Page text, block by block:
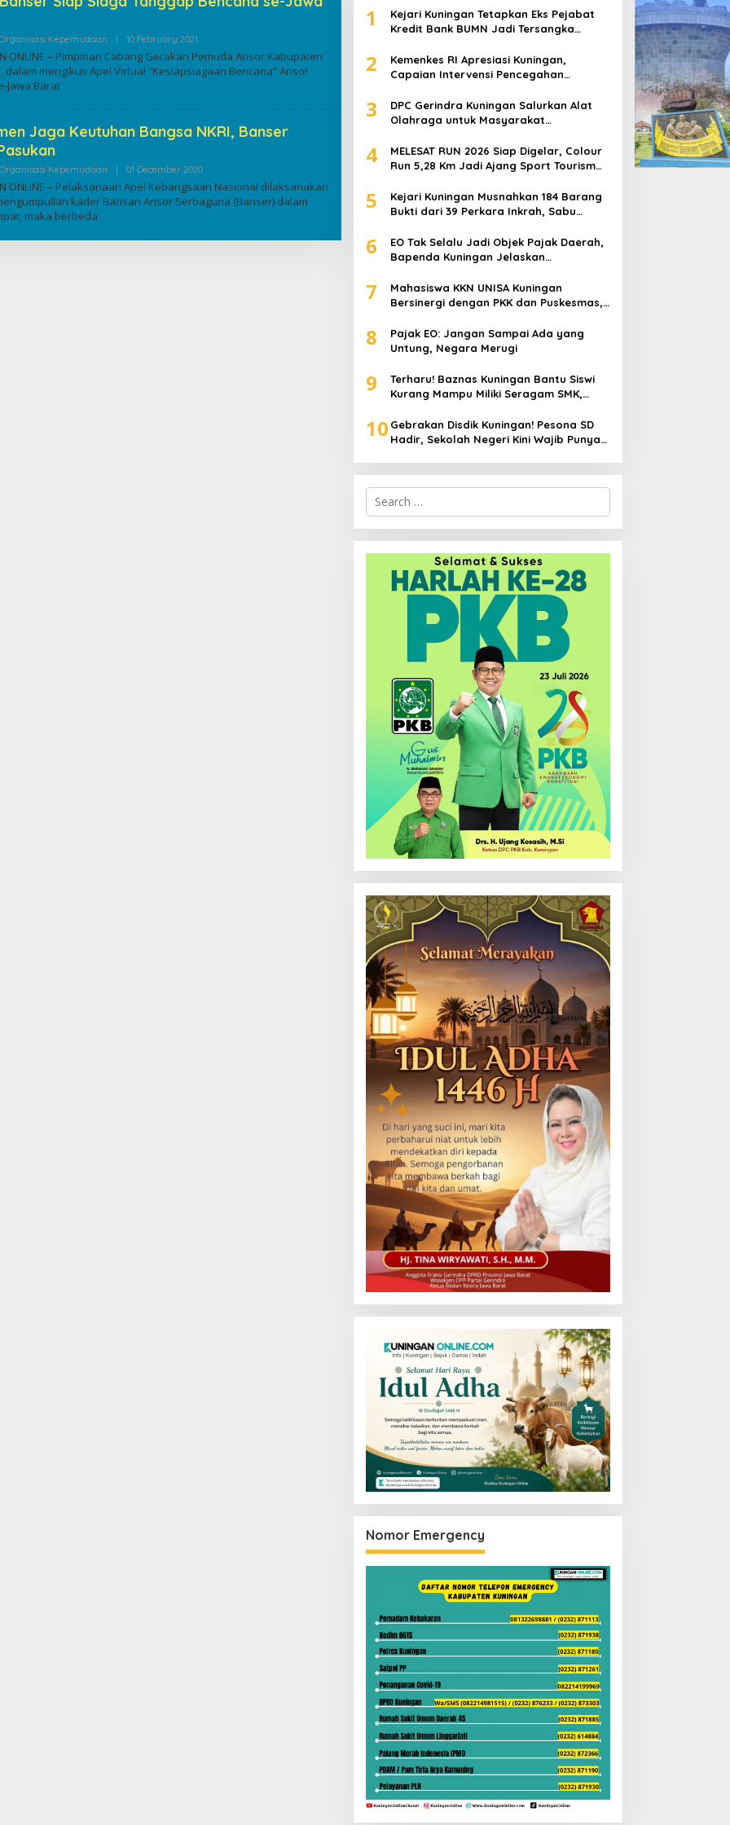
Organisasi Kepemudaan | 10 February 2021By
ONLINE – Pimpinan Cabang Gerakan Pemuda Ansor Kabupaten
dalam mengikuti Apel Virtual “Kesiapsiagaan Bencana” Ansor
Jawa Barat
Jaga Keutuhan Bangsa NKRI, Banser
Organisasi Kepemudaan | 01 December 2020By
ONLINE – Pelaksanaan Apel Kebangsaan Nasional dilaksanakan
kader Barisan Ansor Serbaguna (Banser) dalam
maka berbeda
1
Kejari Kuningan Tetapkan Eks Pejabat
Kredit Bank BUMN Jadi Tersangka
2
Kemenkes RI Apresiasi Kuningan,
Capaian Intervensi Pencegahan
3
DPC Gerindra Kuningan Salurkan Alat
Olahraga untuk Masyarakat
Generasi Muda
4
MELESAT RUN 2026 Siap Digelar, Colour
Run 5,28 Km Jadi Ajang Sport Tourism
5
Kejari Kuningan Musnahkan 184 Barang
Bukti dari 39 Perkara Inkrah, Sabu
6
EO Tak Selalu Jadi Objek Pajak Daerah,
Bapenda Kuningan Jelaskan
7
Mahasiswa KKN UNISA Kuningan
Bersinergi dengan PKK dan Puskesmas,
hingga Perawatan Lansia
8
Pajak EO: Jangan Sampai Ada yang
Untung, Negara Merugi
9
Terharu! Baznas Kuningan Bantu Siswi
Kurang Mampu Miliki Seragam SMK,
Padam
10 Gebrakan Disdik Kuningan! Pesona SD
Hadir, Sekolah Negeri Kini Wajib Punya
Search
for:
Nomor Emergency